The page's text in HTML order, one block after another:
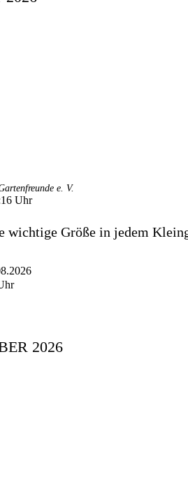
e. V.
Uhr
wichtige Größe in jedem
2026